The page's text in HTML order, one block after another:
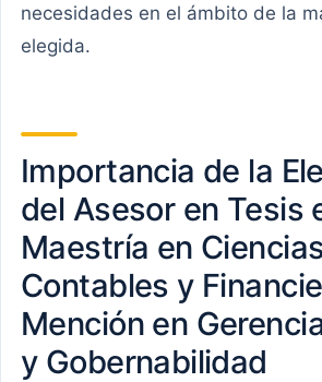
necesidades en el ámbito de la
elegida.
Importancia de la
del Asesor en Tesis
Maestría en
Contables y
Mención en
y Gobernabilidad